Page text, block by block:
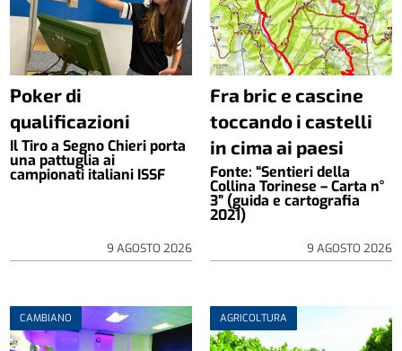
Poker di
qualificazioni
Il Tiro a Segno Chieri porta
una pattuglia ai
campionati italiani ISSF
9 AGOSTO 2026
Fra bric e cascine
toccando i castelli
in cima ai paesi
Fonte: “Sentieri della
Collina Torinese – Carta n°
3” (guida e cartografia
2021)
9 AGOSTO 2026
CAMBIANO AGRICOLTURA